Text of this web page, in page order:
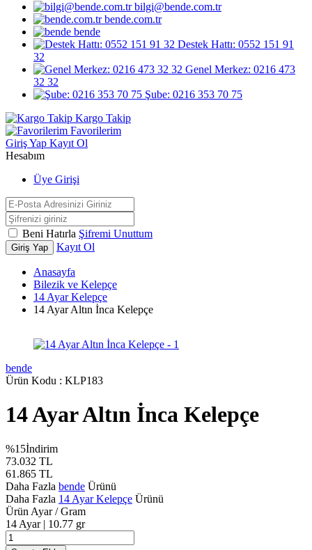
bilgi@bende.com.tr
bende.com.tr
bende
Destek Hattı: 0552 151 91
32
Genel Merkez: 0216 473
32 32
Şube: 0216 353 70 75
Kargo Takip
Favorilerim
Giriş Yap Kayıt Ol
Hesabım
Üye Girişi
Beni Hatırla Şifremi Unuttum
Giriş Yap Kayıt Ol
Anasayfa
Bilezik ve Kelepçe
14 Ayar Kelepçe
14 Ayar Altın İnca Kelepçe
bende
Ürün Kodu : KLP183
14 Ayar Altın İnca Kelepçe
%15İndirim
73.032 TL
61.865 TL
Daha Fazla bende Ürünü
Daha Fazla 14 Ayar Kelepçe Ürünü
Ürün Ayar / Gram
14 Ayar | 10.77 gr